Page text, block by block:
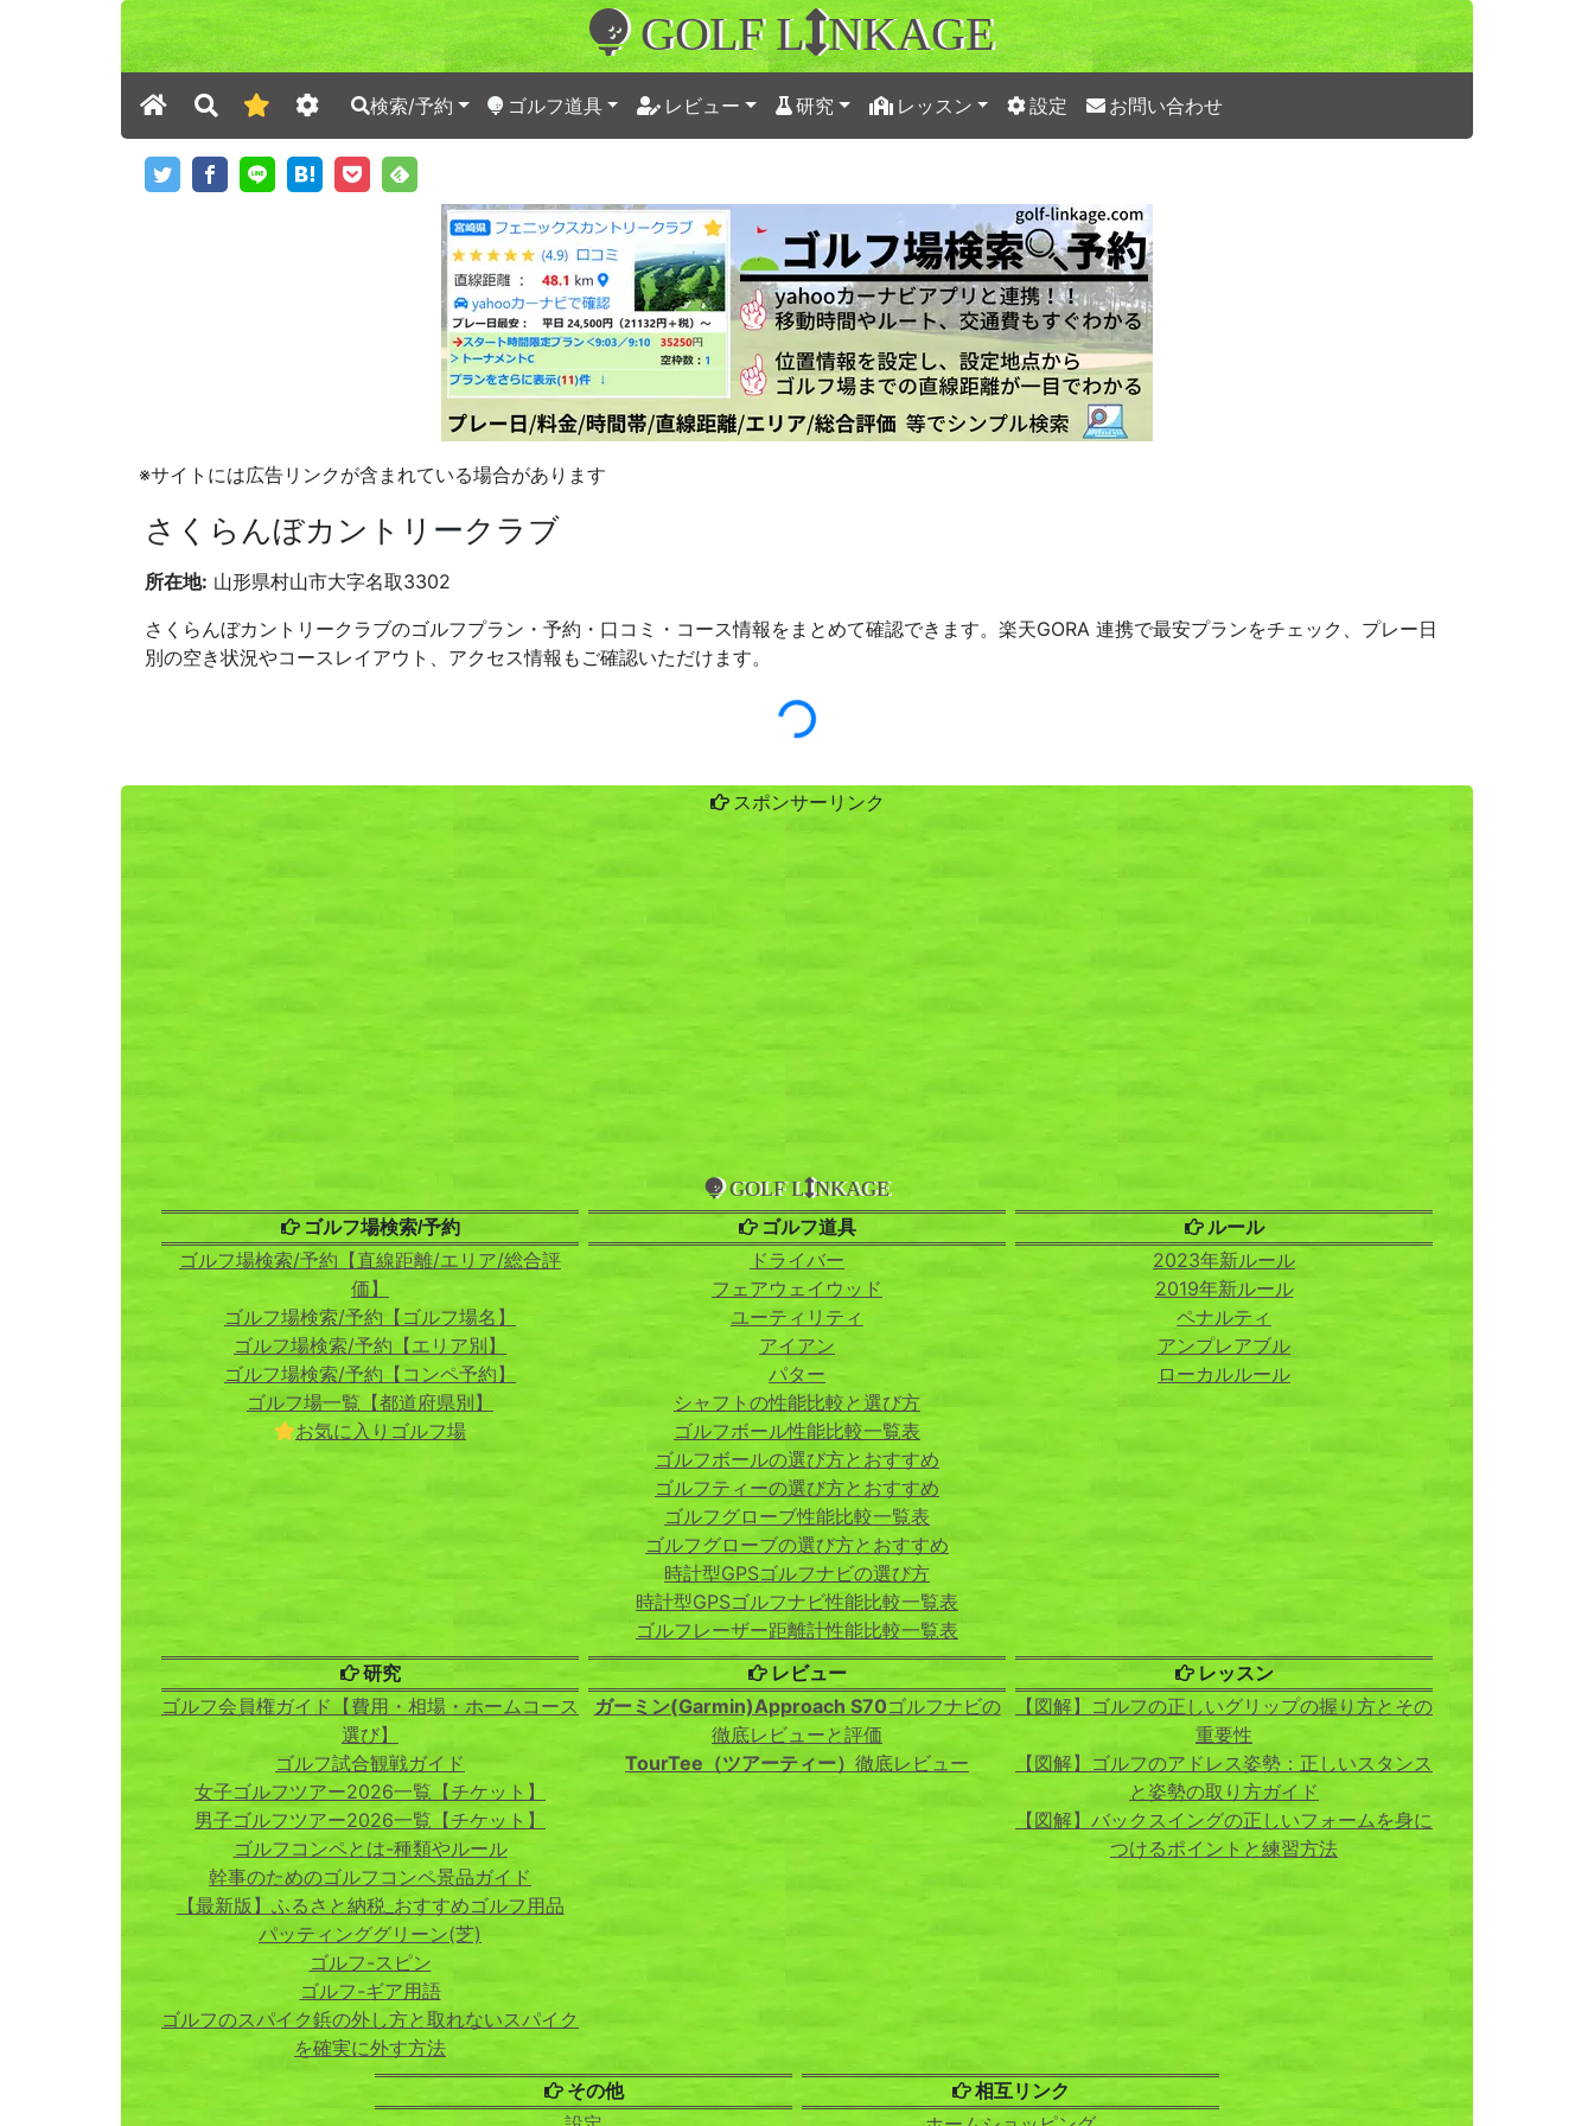
GOLF L NKAGE
検索/予約 ゴルフ道具 レビュー 研究 レッスン 設定 お問い合わせ
※サイトには広告リンクが含まれている場合があります
さくらんぼカントリークラブ
所在地: 山形県村山市大字名取3302
さくらんぼカントリークラブのゴルフプラン・予約・口コミ・コース情報をまとめて確認できます。楽天GORA 連携で最安プランをチェック、プレー日
別の空き状況やコースレイアウト、アクセス情報もご確認いただけます。
スポンサーリンク
GOLF L NKAGE
ゴルフ場検索/予約
ゴルフ場検索/予約【直線距離/エリア/総合評
価】
ゴルフ場検索/予約【ゴルフ場名】
ゴルフ場検索/予約【エリア別】
ゴルフ場検索/予約【コンペ予約】
ゴルフ場一覧【都道府県別】
お気に入りゴルフ場
ゴルフ道具
ドライバー
フェアウェイウッド
ユーティリティ
アイアン
パター
シャフトの性能比較と選び方
ゴルフボール性能比較一覧表
ゴルフボールの選び方とおすすめ
ゴルフティーの選び方とおすすめ
ゴルフグローブ性能比較一覧表
ゴルフグローブの選び方とおすすめ
時計型GPSゴルフナビの選び方
時計型GPSゴルフナビ性能比較一覧表
ゴルフレーザー距離計性能比較一覧表
ルール
2023年新ルール
2019年新ルール
ペナルティ
アンプレアブル
ローカルルール
研究
ゴルフ会員権ガイド【費用・相場・ホームコース
選び】
ゴルフ試合観戦ガイド
女子ゴルフツアー2026一覧【チケット】
男子ゴルフツアー2026一覧【チケット】
ゴルフコンペとは-種類やルール
幹事のためのゴルフコンペ景品ガイド
【最新版】ふるさと納税_おすすめゴルフ用品
パッティンググリーン(芝)
ゴルフ-スピン
ゴルフ-ギア用語
ゴルフのスパイク鋲の外し方と取れないスパイク
を確実に外す方法
レビュー
ガーミン(Garmin)Approach S70ゴルフナビの
徹底レビューと評価
TourTee（ツアーティー） 徹底レビュー
レッスン
【図解】ゴルフの正しいグリップの握り方とその
重要性
【図解】ゴルフのアドレス姿勢：正しいスタンス
と姿勢の取り方ガイド
【図解】バックスイングの正しいフォームを身に
つけるポイントと練習方法
その他 相互リンク